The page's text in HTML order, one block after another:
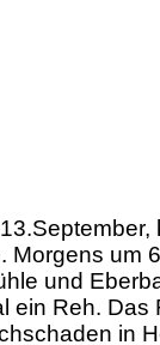
Morgens um
und
ein Reh. Das
in